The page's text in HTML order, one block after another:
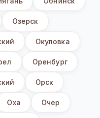
Озерск
Окуловка
Оренбург
Орск
Оха Очер